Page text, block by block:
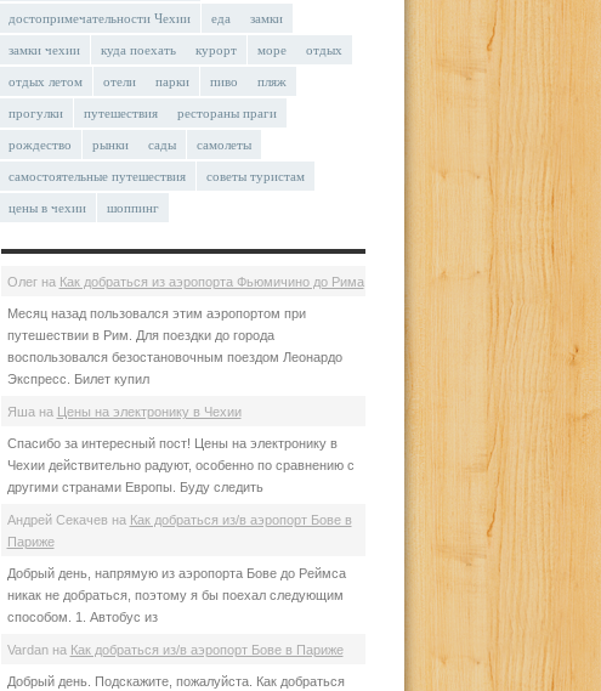
достопримечательности Чехии еда замки
замки чехии куда поехать курорт море отдых
отдых летом отели парки пиво пляж
прогулки путешествия рестораны праги
рождество рынки сады самолеты
самостоятельные путешествия советы туристам
цены в чехии шоппинг
Олегна Как добраться из аэропорта Фьюмичино до Рима
Месяц назад пользовался этим аэропортом при
путешествии в Рим. Для поездки до города
воспользовался безостановочным поездом Леонардо
Экспресс. Билет купил
Яша на Цены на электронику в Чехии
Спасибо за интересный пост! Цены на электронику в
Чехии действительно радуют, особенно по сравнению с
другими странами Европы. Буду следить
Андрей Секачев на Как добраться из/в аэропорт Бове в
Париже
Добрый день, напрямую из аэропорта Бове до Реймса
никак не добраться, поэтому я бы поехал следующим
способом. 1. Автобус из
Vardanна Как добраться из/в аэропорт Бове в Париже
Добрый день. Подскажите, пожалуйста. Как добраться